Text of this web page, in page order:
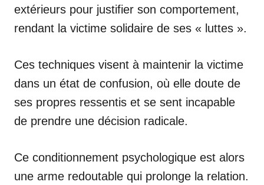
extérieurs pour justifier son comportement,
rendant la victime solidaire de ses « luttes ».
Ces techniques visent à maintenir la victime
dans un état de confusion, où elle doute de
ses propres ressentis et se sent incapable
de prendre une décision radicale.
Ce conditionnement psychologique est alors
une arme redoutable qui prolonge la relation.